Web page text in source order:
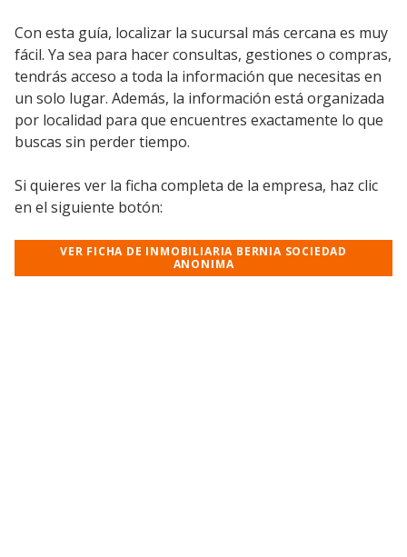
Con esta guía, localizar la sucursal más cercana es muy
fácil. Ya sea para hacer consultas, gestiones o compras,
tendrás acceso a toda la información que necesitas en
un solo lugar. Además, la información está organizada
por localidad para que encuentres exactamente lo que
buscas sin perder tiempo.
Si quieres ver la ficha completa de la empresa, haz clic
en el siguiente botón:
VER FICHA DE INMOBILIARIA BERNIA SOCIEDAD
ANONIMA